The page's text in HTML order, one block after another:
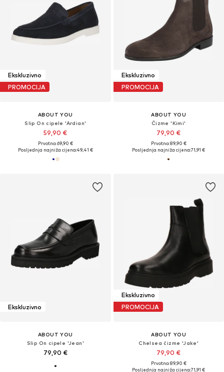
Ekskluzivno
PROMOCIJA
ABOUT YOU
Slip On cipele 'Ardian'
59,90 €
Prvotno: 69,90 €
Posljednja najniža cijena:49,41 €
Ekskluzivno
PROMOCIJA
ABOUT YOU
Čizme 'Kimi'
79,90 €
Prvotno: 89,90 €
Posljednja najniža cijena:71,91 €
Ekskluzivno
ABOUT YOU
Slip On cipele 'Jean'
79,90 €
Ekskluzivno
PROMOCIJA
ABOUT YOU
Chelsea čizme 'Jake'
79,90 €
Prvotno: 89,90 €
Posljednja najniža cijena:71,91 €